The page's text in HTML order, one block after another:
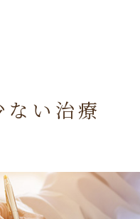
い治療